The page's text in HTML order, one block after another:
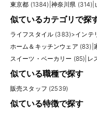
東京都 (1384) 神奈川県 (314)
似ているカテゴリで探
ライフスタイル (383)>インテ
ホーム＆キッチンウェア (83)
スイーツ・ベーカリー (85) レ
似ている職種で探す
販売スタッフ (2539)
似ている特徴で探す